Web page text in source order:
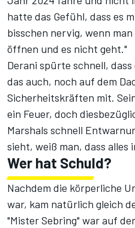
hatte das Gefühl, dass es
bisschen nervig, wenn
öffnen und es nicht geht."
Derani spürte schnell,
das auch, noch auf dem
Sicherheitskräften mit.
ein Feuer, doch
Marshals schnell
sieht, weiß man, dass alles
Wer hat Schuld?
Nachdem die körperliche
war, kam natürlich gleich
"Mister Sebring" war auf